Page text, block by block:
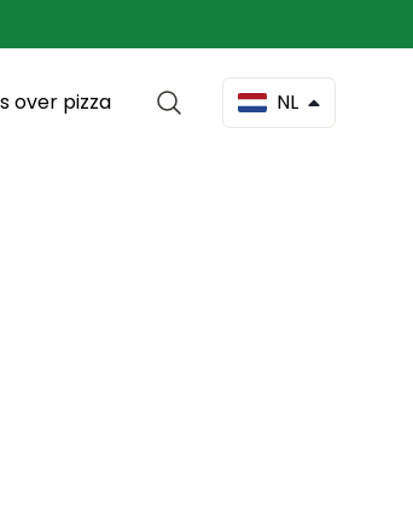
over pizza NL